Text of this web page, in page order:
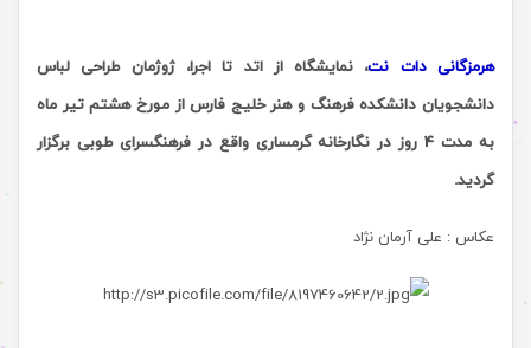
هرمزگانی دات نت، نمایشگاه از اتد تا اجرا،ژوژمان طراحی لباس
دانشجویان دانشکده فرهنگ و هنر خلیج فارساز مورخهشتم تیر ماه
به مدت 4 روز در نگارخانه گرمساری واقع در فرهنگسرای طوبی برگزار
گردید.
عکاس : علی آرمان نژاد